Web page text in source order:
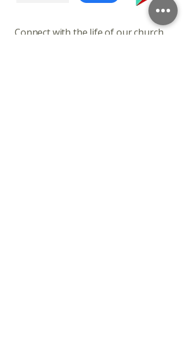
​​​Connect with the life of our church